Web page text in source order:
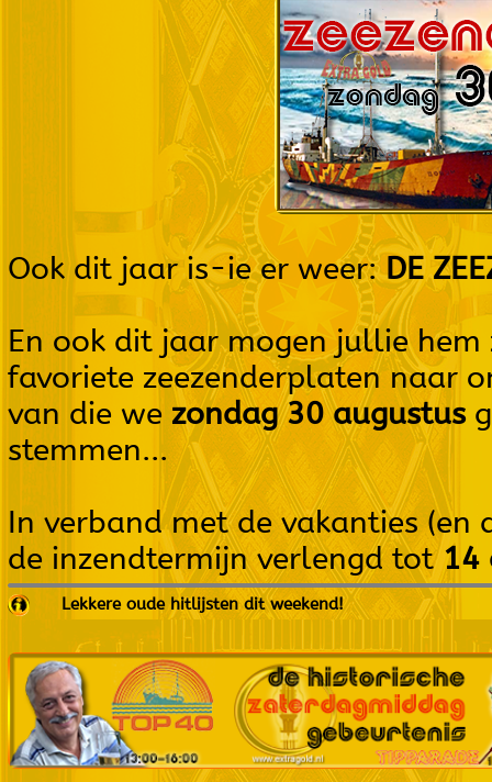
Ook dit jaar is-ie er weer:DE
En ook dit jaar mogen jullie
favoriete zeezenderplaten naar
van die we zondag 30 augustus
stemmen...
In verband met de vakanties
de inzendtermijn verlengd tot14
Lekkere oude hitlijsten dit weekend!